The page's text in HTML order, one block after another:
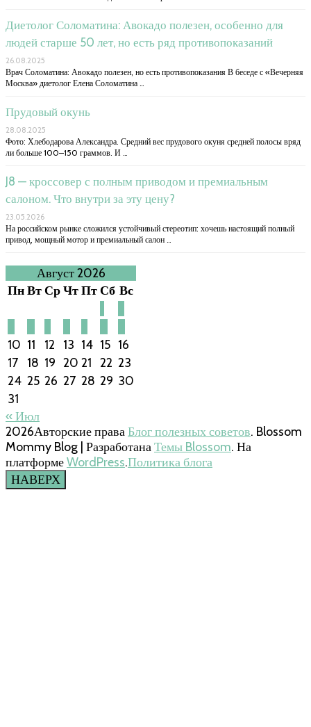
Диетолог Соломатина: Авокадо полезен, особенно для
людей старше 50 лет, но есть ряд противопоказаний
26.08.2025
Врач Соломатина: Авокадо полезен, но есть противопоказания В беседе с «Вечерняя
Москва» диетолог Елена Соломатина …
Прудовый окунь
28.08.2025
Фото: Хлебодарова Александра. Средний вес прудового окуня средней полосы вряд
ли больше 100–150 граммов. И …
J8 — кроссовер с полным приводом и премиальным
салоном. Что внутри за эту цену?
23.05.2026
На российском рынке сложился устойчивый стереотип: хочешь настоящий полный
привод, мощный мотор и премиальный салон …
Август 2026
ПнВтСрЧтПтСб Вс
10 11 12 13 14 15 16
17
18 19 20 21 22 23
24 25 26 27 28 29 30
31
« Июл
2026Авторские праваБлог полезных советов. Blossom
Mommy Blog | РазработанаТемы Blossom. На
платформеWordPress.Политика блога
НАВЕРХ